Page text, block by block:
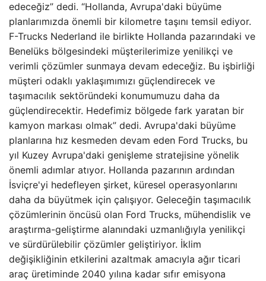
edeceğiz” dedi. “Hollanda, Avrupa'daki büyüme
planlarımızda önemli bir kilometre taşını temsil ediyor.
F-Trucks Nederland ile birlikte Hollanda pazarındaki ve
Benelüks bölgesindeki müşterilerimize yenilikçi ve
verimli çözümler sunmaya devam edeceğiz. Bu işbirliği
müşteri odaklı yaklaşımımızı güçlendirecek ve
taşımacılık sektöründeki konumumuzu daha da
güçlendirecektir. Hedefimiz bölgede fark yaratan bir
kamyon markası olmak” dedi. Avrupa'daki büyüme
planlarına hız kesmeden devam eden Ford Trucks, bu
yıl Kuzey Avrupa'daki genişleme stratejisine yönelik
önemli adımlar atıyor. Hollanda pazarının ardından
İsviçre'yi hedefleyen şirket, küresel operasyonlarını
daha da büyütmek için çalışıyor. Geleceğin taşımacılık
çözümlerinin öncüsü olan Ford Trucks, mühendislik ve
araştırma-geliştirme alanındaki uzmanlığıyla yenilikçi
ve sürdürülebilir çözümler geliştiriyor. İklim
değişikliğinin etkilerini azaltmak amacıyla ağır ticari
araç üretiminde 2040 yılına kadar sıfır emisyona